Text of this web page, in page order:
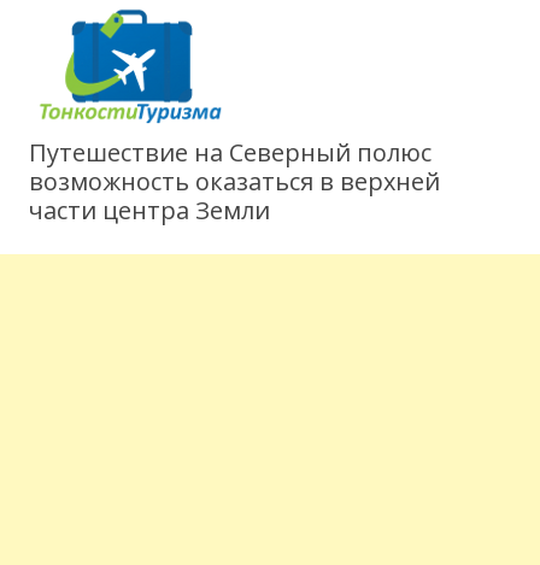
Путешествие на Северный полюс
возможность оказаться в верхней
части центра Земли